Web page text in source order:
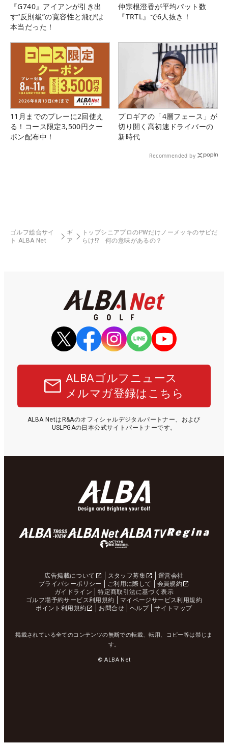
『G740』アイアンが引き出
す“反則級”の寛容性と飛びは
本当だった！
仲宗根澄香が平均パット数
『TRTL』で6人抜き！
11月までのプレーに2回使え
る！コース限定3,500円クー
ポン配布中！
プロギアの「4層フェース」が
切り開く高初速ドライバーの
新時代
Recommended by
ゴルフ総合サイ
ト ALBA Net
ギ
ア
トップシニアプロのPWだけノーメッキのサビだ
らけ!? 何の意味があるの？
ALBAゴルフニュース
メルマガ登録はこちら
ALBA NetはR&Aのオフィシャルデジタルパートナー、および
USLPGAの日本公式サイトパートナーです。
広告掲載について スタッフ募集
運営会社
プライバシーポリシー
ご利用に際して
会員規約
ガイドライン
特定商取引法に基づく表示
ゴルフ場予約サービス利用規約
マイページサービス利用規約
ポイント利用規約
お問合せ ヘルプ サイトマップ
掲載されている全てのコンテンツの無断での転載、転用、コピー等は禁じま
す。
© ALBA Net